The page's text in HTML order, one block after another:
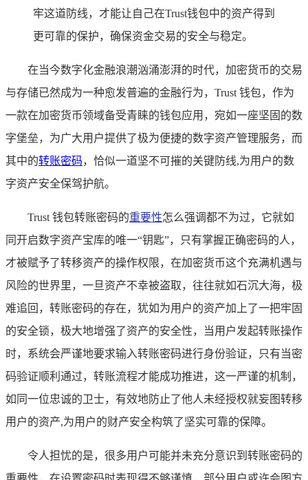
牢这道防线，才能让自己在Trust钱包中的资产得到
更可靠的保护，确保资金交易的安全与稳定。
在当今数字化金融浪潮汹涌澎湃的时代，加密货币的交易
与存储已然成为一种愈发普遍的金融行为，Trust 钱包，作为
一款在加密货币领域备受青睐的钱包应用，宛如一座坚固的数
字堡垒，为广大用户提供了极为便捷的数字资产管理服务，而
其中的转账密码，恰似一道坚不可摧的关键防线,为用户的数
字资产安全保驾护航。
Trust 钱包转账密码的重要性怎么强调都不为过，它就如
同开启数字资产宝库的唯一“钥匙”，只有掌握正确密码的人，
才被赋予了转移资产的操作权限，在加密货币这个充满机遇与
风险的世界里，一旦资产不幸被盗取，往往就如石沉大海，极
难追回，转账密码的存在，犹如为用户的资产加上了一把牢固
的安全锁，极大地增强了资产的安全性，当用户发起转账操作
时，系统会严谨地要求输入转账密码进行身份验证，只有当密
码验证顺利通过，转账流程才能成功推进，这一严谨的机制，
如同一位忠诚的卫士，有效地防止了他人未经授权就妄图转移
用户的资产,为用户的财产安全构筑了坚实可靠的保障。
令人担忧的是，很多用户可能并未充分意识到转账密码的